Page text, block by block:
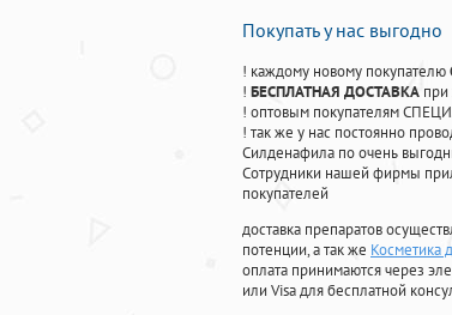
Покупать у нас выгодно
! каждому новому покупателю
! БЕСПЛАТНАЯ ДОСТАВКА при
! оптовым покупателям
! так же у нас постоянно
Силденафила по очень
Cотрудники нашей фирмы
покупателей
доставка препаратов
потенции, а так же Косметика
оплата принимаются через
или Visa для бесплатной